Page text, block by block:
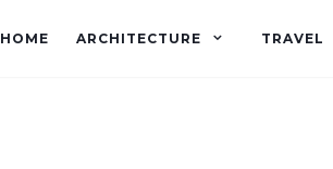
HOME ARCHITECTURE TRAVEL